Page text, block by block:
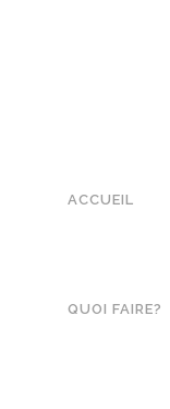
ACCUEIL
QUOI FAIRE?